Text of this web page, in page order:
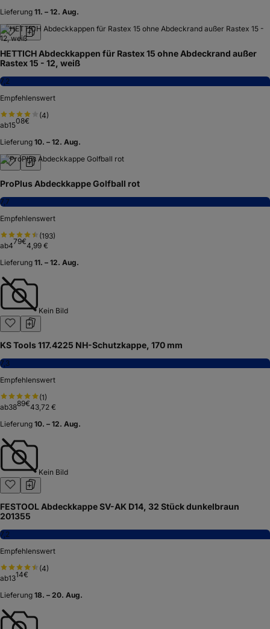
Lieferung 11. – 12. Aug.
HETTICH Abdeckkappen für Rastex 15 ohne Abdeckrand außer
Rastex 15 - 12, weiß
7,2
Empfehlenswert
(4)
ab1508€
Lieferung 10. – 12. Aug.
ProPlus Abdeckkappe Golfball rot
7,7
Empfehlenswert
(193)
ab479€4,99 €
Lieferung 11. – 12. Aug.
Kein Bild
KS Tools 117.4225 NH-Schutzkappe, 170 mm
7,3
Empfehlenswert
(1)
ab3889€43,72 €
Lieferung 10. – 12. Aug.
Kein Bild
FESTOOL Abdeckkappe SV-AK D14, 32 Stück dunkelbraun
201355
7,2
Empfehlenswert
(4)
ab1314€
Lieferung 18. – 20. Aug.